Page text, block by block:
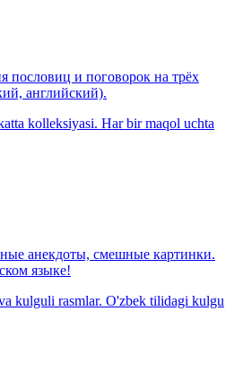
пословиц и поговорок на трёх
английский).
kolleksiyasi. Har bir maqol uchta
анекдоты, смешные картинки.
языке!
kulguli rasmlar. O'zbek tilidagi kulgu